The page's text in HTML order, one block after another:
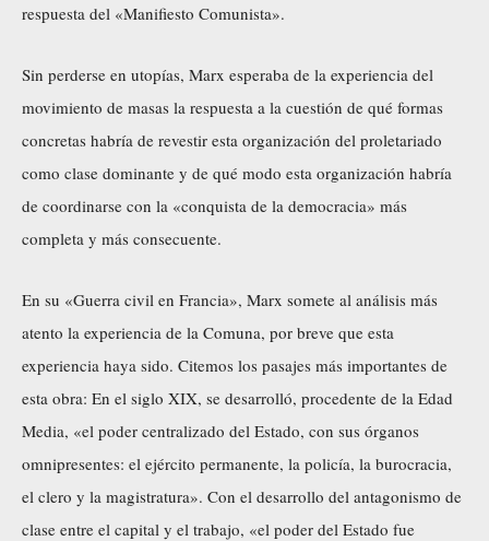
respuesta del «Manifiesto Comunista».
Sin perderse en utopías, Marx esperaba de la experiencia del
movimiento de masas la respuesta a la cuestión de qué formas
concretas habría de revestir esta organización del proletariado
como clase dominante y de qué modo esta organización habría
de coordinarse con la «conquista de la democracia» más
completa y más consecuente.
En su «Guerra civil en Francia», Marx somete al análisis más
atento la experiencia de la Comuna, por breve que esta
experiencia haya sido. Citemos los pasajes más importantes de
esta obra: En el siglo XIX, se desarrolló, procedente de la Edad
Media, «el poder centralizado del Estado, con sus órganos
omnipresentes: el ejército permanente, la policía, la burocracia,
el clero y la magistratura». Con el desarrollo del antagonismo de
clase entre el capital y el trabajo, «el poder del Estado fue